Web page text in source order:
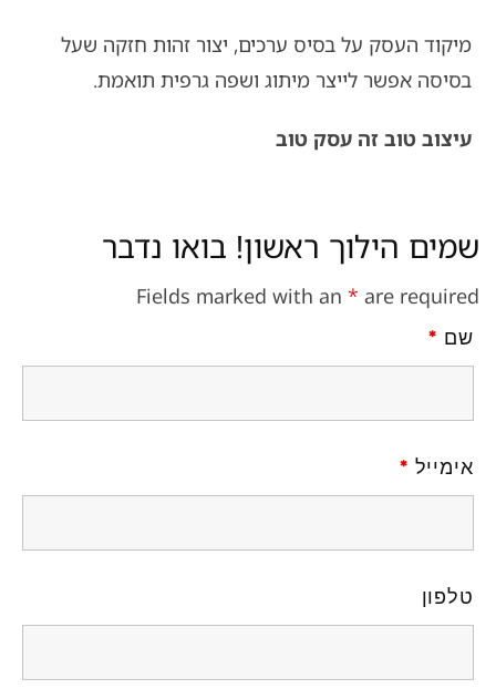
מיקוד העסק על בסיס ערכים, יצור זהות חזקה שעל
בסיסה אפשר לייצר מיתוג ושפה גרפית תואמת.
עיצוב טוב זה עסק טוב
שמים הילוך ראשון! בואו נדבר
Fields marked with an * are required
שם *
אימייל *
טלפון